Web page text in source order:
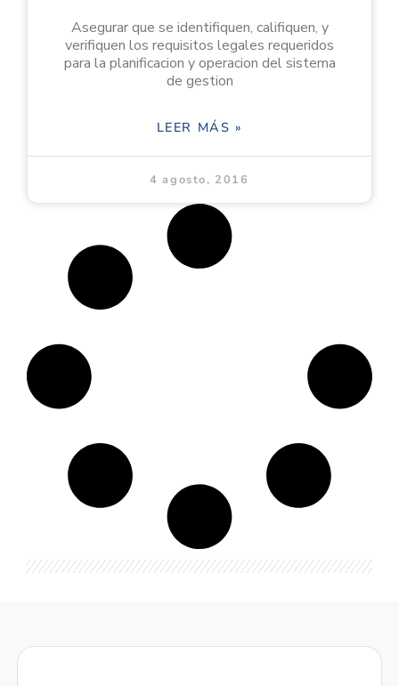
Asegurar que se identifiquen, califiquen, y
verifiquen los requisitos legales requeridos
para la planificacion y operacion del sistema
de gestion
LEER MÁS »
4 agosto, 2016